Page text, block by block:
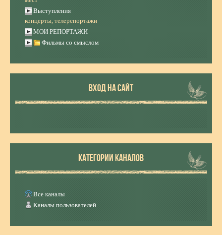
Выступления
концерты, телерепортажи
МОИ РЕПОРТАЖИ
Фильмы со смыслом
ВХОД НА САЙТ
КАТЕГОРИИ КАНАЛОВ
Все каналы
Каналы пользователей